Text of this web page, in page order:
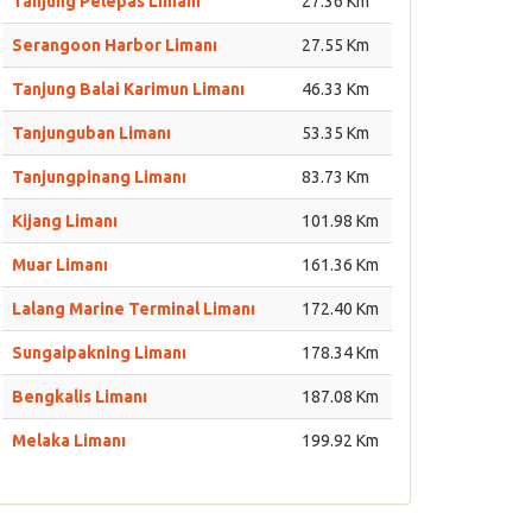
Serangoon Harbor Limanı 27.55 Km
Tanjung Balai Karimun Limanı 46.33 Km
Tanjunguban Limanı 53.35 Km
Tanjungpinang Limanı 83.73 Km
Kijang Limanı 101.98 Km
Muar Limanı 161.36 Km
Lalang Marine Terminal Limanı 172.40 Km
Sungaipakning Limanı 178.34 Km
Bengkalis Limanı 187.08 Km
Melaka Limanı 199.92 Km